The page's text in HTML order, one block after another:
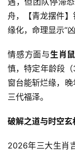
舟，【青龙摆件
缘化，命理显示“
情感方面与生肖鼠
慎，特定年龄段
窗台能斩烂缘，
三代福泽。
破解之道与时空玄
2026年三大生肖